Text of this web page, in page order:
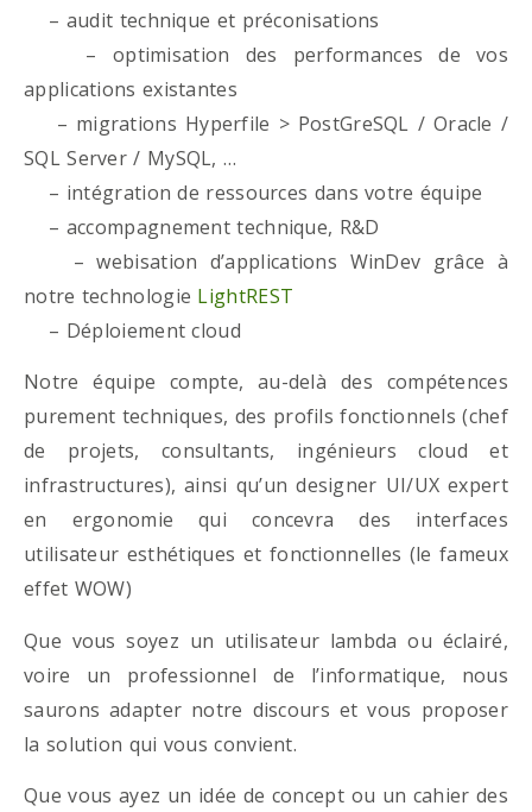
– audit technique et préconisations
– optimisation des performances de vos
applications existantes
– migrations Hyperfile > PostGreSQL / Oracle /
SQL Server / MySQL, …
– intégration de ressources dans votre équipe
– accompagnement technique, R&D
– webisation d’applications WinDev grâce à
notre technologie LightREST
– Déploiement cloud
Notre équipe compte, au-delà des compétences
purement techniques, des profils fonctionnels (chef
de projets, consultants, ingénieurs cloud et
infrastructures), ainsi qu’un designer UI/UX expert
en ergonomie qui concevra des interfaces
utilisateur esthétiques et fonctionnelles (le fameux
effet WOW)
Que vous soyez un utilisateur lambda ou éclairé,
voire un professionnel de l’informatique, nous
saurons adapter notre discours et vous proposer
la solution qui vous convient.
Que vous ayez un idée de concept ou un cahier des